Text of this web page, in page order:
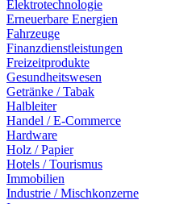
Elektrotechnologie
Erneuerbare Energien
Fahrzeuge
Finanzdienstleistungen
Freizeitprodukte
Gesundheitswesen
Getränke / Tabak
Halbleiter
Handel / E-Commerce
Hardware
Holz / Papier
Hotels / Tourismus
Immobilien
Industrie / Mischkonzerne